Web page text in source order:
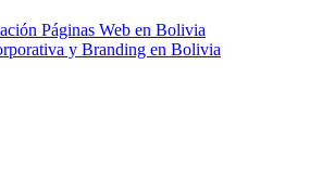
Páginas Web en Bolivia
y Branding en Bolivia